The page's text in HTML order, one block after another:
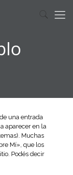
una entrada
aparecer en la
Muchas
Mí», que los
Podés decir